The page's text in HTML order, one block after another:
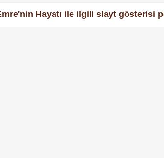
Hayatı ile ilgili slayt gösterisi